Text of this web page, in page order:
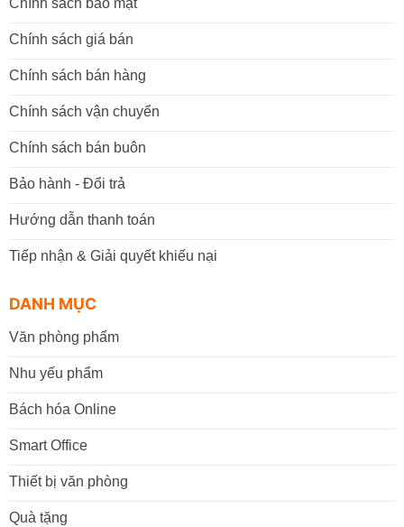
Chính sách giá bán
Chính sách bán hàng
Chính sách vận chuyển
Chính sách bán buôn
Bảo hành - Đổi trả
Hướng dẫn thanh toán
Tiếp nhận & Giải quyết khiếu nại
DANH MỤC
Văn phòng phẩm
Nhu yếu phẩm
Bách hóa Online
Smart Office
Thiết bị văn phòng
Quà tặng